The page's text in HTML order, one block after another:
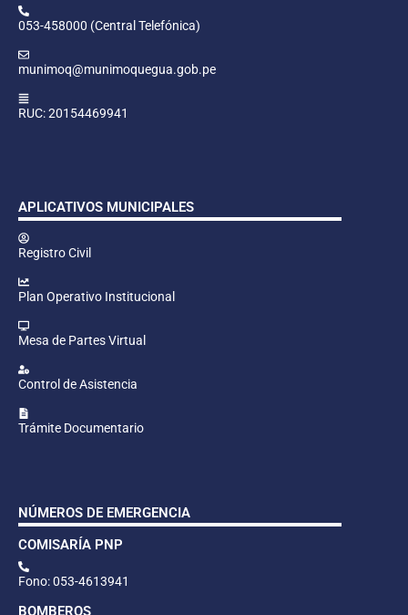
053-458000 (Central Telefónica)
munimoq@munimoquegua.gob.pe
RUC: 20154469941
APLICATIVOS MUNICIPALES
Registro Civil
Plan Operativo Institucional
Mesa de Partes Virtual
Control de Asistencia
Trámite Documentario
NÚMEROS DE EMERGENCIA
COMISARÍA PNP
Fono: 053-4613941
BOMBEROS